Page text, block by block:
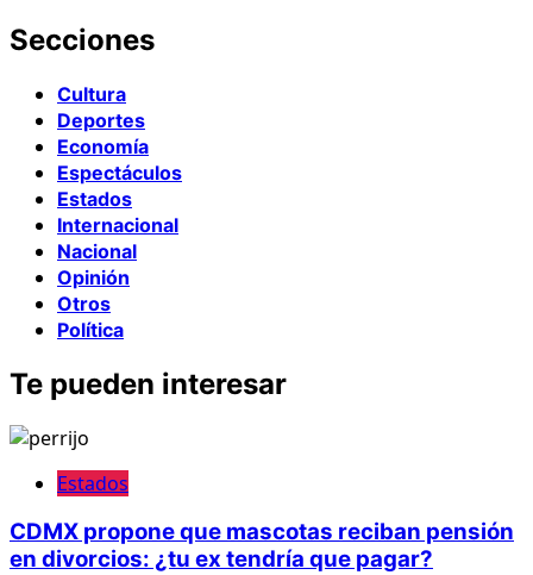
Secciones
Cultura
Deportes
Economía
Espectáculos
Estados
Internacional
Nacional
Opinión
Otros
Política
Te pueden interesar
Estados
CDMX propone que mascotas reciban pensión
en divorcios: ¿tu ex tendría que pagar?